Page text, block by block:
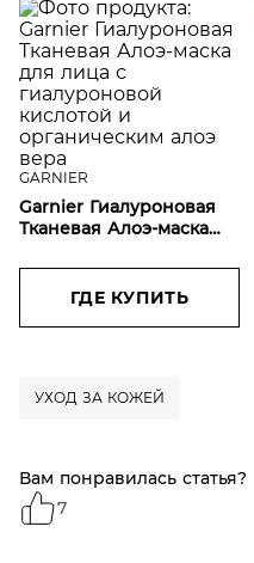
GARNIER
Garnier Гиалуроновая
Тканевая Алоэ-маска
гиалуроновой кислотой
и органическим алоэ
ГДЕ КУПИТЬ
УХОД ЗА КОЖЕЙ
Вам понравилась статья?
7